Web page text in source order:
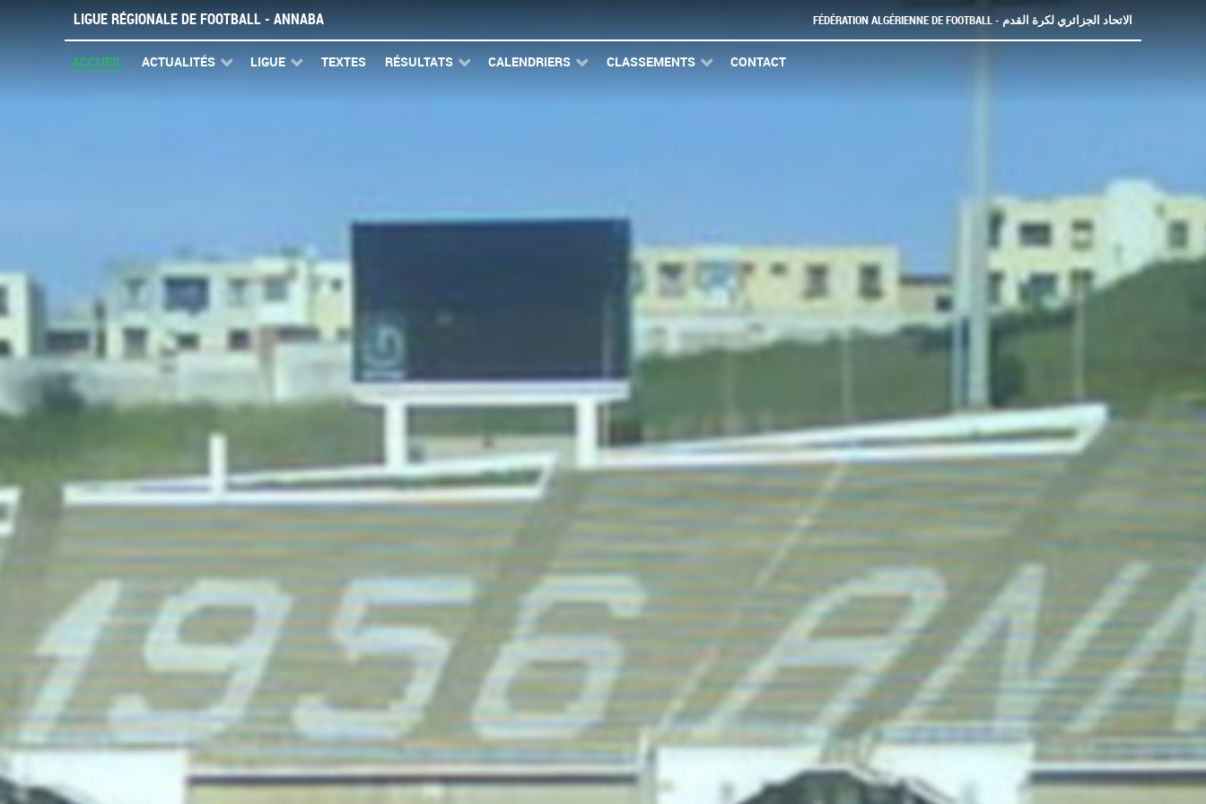
LIGUE RÉGIONALE DE FOOTBALL - ANNABA FÉDÉRATION ALGÉRIENNE DE FOOTBALL - الاتحاد الجزائري لكرة القدم
ACCUEIL ACTUALITÉS LIGUE TEXTES RÉSULTATS CALENDRIERS CLASSEMENTS CONTACT